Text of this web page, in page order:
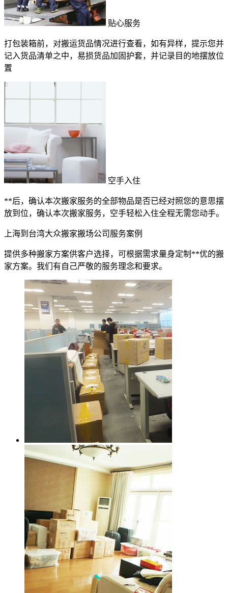
贴心服务
打包装箱前，对搬运货品情况进行查看，如有异样，提示您并
记入货品清单之中，易损货品加固护套，并记录目的地摆放位
置
空手入住
**后，确认本次搬家服务的全部物品是否已经对照您的意思摆
放到位，确认本次搬家服务，空手轻松入住全程无需您动手。
上海到台湾大众搬家搬场公司服务案例
提供多种搬家方案供客户选择，可根据需求量身定制**优的搬
家方案。我们有自己严敬的服务理念和要求。